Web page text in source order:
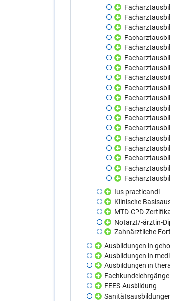
Ius practicandi
Klinische
MTD-CPD-
Notarzt/-ärztin-
Zahnärztliche
Ausbildungen in
Ausbildungen in
Ausbildungen in
FEES-Ausbildung